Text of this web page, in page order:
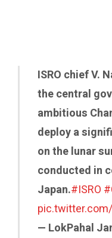
ISRO chief V.
the central
ambitious
deploy a
on the lunar
conducted in
Japan.#ISRO
— LokPahal